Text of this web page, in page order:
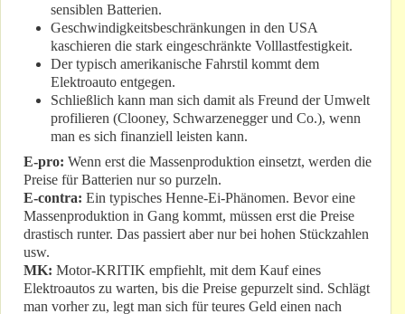
sensiblen Batterien.
Geschwindigkeitsbeschränkungen in den USA
kaschieren die stark eingeschränkte Volllastfestigkeit.
Der typisch amerikanische Fahrstil kommt dem
Elektroauto entgegen.
Schließlich kann man sich damit als Freund der Umwelt
profilieren (Clooney, Schwarzenegger und Co.), wenn
man es sich finanziell leisten kann.
E-pro: Wenn erst die Massenproduktion einsetzt, werden die
Preise für Batterien nur so purzeln.
E-contra: Ein typisches Henne-Ei-Phänomen. Bevor eine
Massenproduktion in Gang kommt, müssen erst die Preise
drastisch runter. Das passiert aber nur bei hohen Stückzahlen
usw.
MK: Motor-KRITIK empfiehlt, mit dem Kauf eines
Elektroautos zu warten, bis die Preise gepurzelt sind. Schlägt
man vorher zu, legt man sich für teures Geld einen nach